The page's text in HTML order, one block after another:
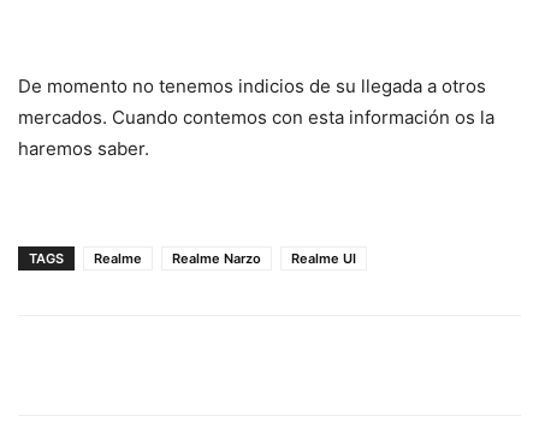
De momento no tenemos indicios de su llegada a otros
mercados. Cuando contemos con esta información os la
haremos saber.
TAGS Realme Realme Narzo Realme UI